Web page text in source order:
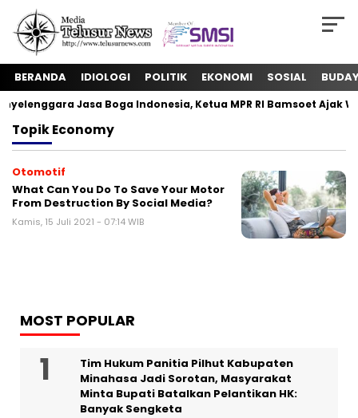
BERANDA IDIOLOGI POLITIK EKONOMI SOSIAL
Jasa Boga Indonesia, Ketua MPR RI Bamsoet Ajak
TopikEconomy
Otomotif
What Can You Do To Save Your Motor
From Destruction By Social Media?
Kamis, 15 Juli 2021 - 07:14 WIB
MOST POPULAR
Tim Hukum Panitia Pilhut Kabupaten
Minahasa Jadi Sorotan, Masyarakat
Minta Bupati Batalkan Pelantikan HK:
Banyak Sengketa